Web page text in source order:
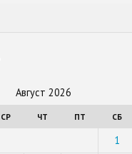
Август 2026
СР ЧТ ПТ СБ
1